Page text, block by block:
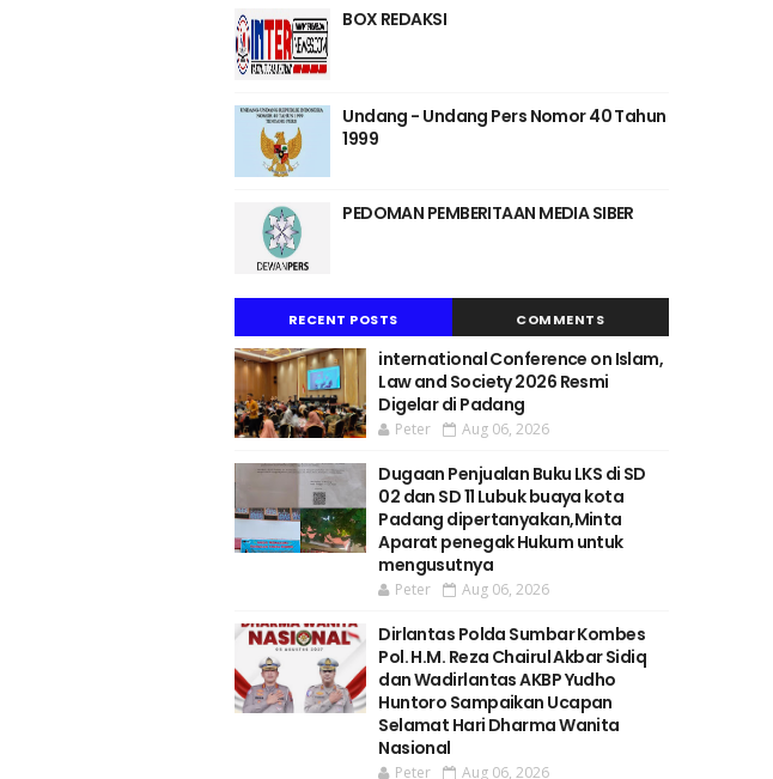
BOX REDAKSI
Undang - Undang Pers Nomor 40 Tahun
1999
PEDOMAN PEMBERITAAN MEDIA SIBER
RECENT POSTS COMMENTS
international Conference on Islam,
Law and Society 2026 Resmi
Digelar di Padang
Peter Aug 06, 2026
Dugaan Penjualan Buku LKS di SD
02 dan SD 11 Lubuk buaya kota
Padang dipertanyakan,Minta
Aparat penegak Hukum untuk
mengusutnya
Peter Aug 06, 2026
Dirlantas Polda Sumbar Kombes
Pol. H.M. Reza Chairul Akbar Sidiq
dan Wadirlantas AKBP Yudho
Huntoro Sampaikan Ucapan
Selamat Hari Dharma Wanita
Nasional
Peter Aug 06, 2026